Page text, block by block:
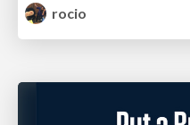
rocio